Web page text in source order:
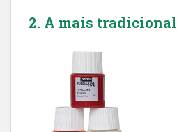
2. A mais tradicional